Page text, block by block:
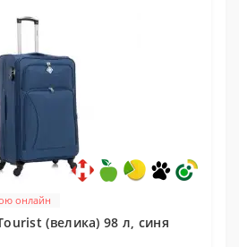
онлайн
(велика) 98 л, синя